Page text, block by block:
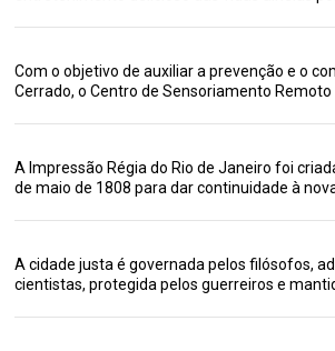
Com o objetivo de auxiliar a prevenção e o
Cerrado, o Centro de Sensoriamento Remoto
A Impressão Régia do Rio de Janeiro foi
de maio de 1808 para dar continuidade à
A cidade justa é governada pelos filósofos,
cientistas, protegida pelos guerreiros e